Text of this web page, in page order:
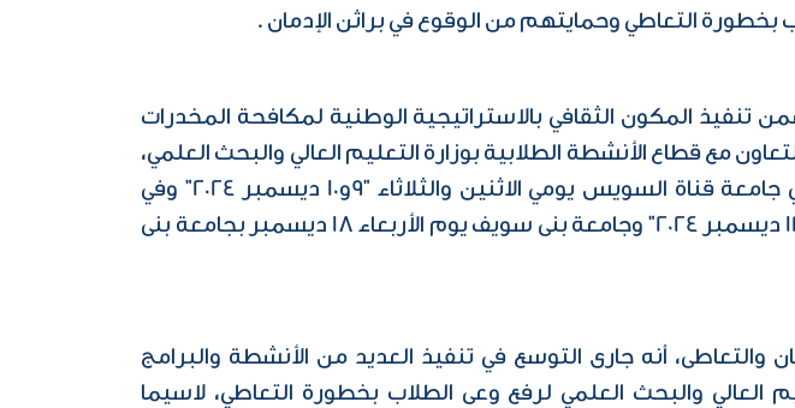
التعاطي وحمايتهم من الوقوع في براثن الإدمان .
المكون الثقافي بالاستراتيجية الوطنية لمكافحة المخدرات
مع قطاع الأنشطة الطلابية بوزارة التعليم العالي والبحث العلمي،
حيث بدأ اليوم السبت بجامعة السويس ويستمر على مدار يومين، ثم في جامعة قناة السويس يومي الاثنين والثلاثاء "9و10 ديسمبر 2024" وفي
المعهد العالي للخدمة الاجتماعية ببورسعيد يومي الأربعاء والخميس "11 و 12 ديسمبر 2024" وجامعة بنى سويف يوم الأربعاء 18 ديسمبر بجامعة بنى
والتعاطى، أنه جارى التوسع في تنفيذ العديد من الأنشطة والبرامج
العالي والبحث العلمي لرفع وعى الطلاب بخطورة التعاطي، لاسيما